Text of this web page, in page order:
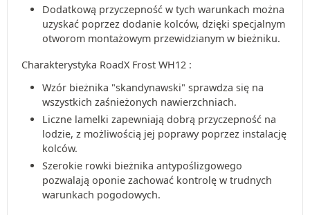
Dodatkową przyczepność w tych warunkach można
uzyskać poprzez dodanie kolców, dzięki specjalnym
otworom montażowym przewidzianym w bieżniku.
Charakterystyka RoadX Frost WH12 :
Wzór bieżnika "skandynawski" sprawdza się na
wszystkich zaśnieżonych nawierzchniach.
Liczne lamelki zapewniają dobrą przyczepność na
lodzie, z możliwością jej poprawy poprzez instalację
kolców.
Szerokie rowki bieżnika antypoślizgowego
pozwalają oponie zachować kontrolę w trudnych
warunkach pogodowych.